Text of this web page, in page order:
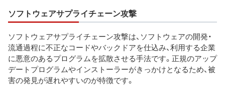
ソフトウェアサプライチェーン攻撃
ソフトウェアサプライチェーン攻撃は、ソフトウェアの開発・
流通過程に不正なコードやバックドアを仕込み、利用する企業
に悪意のあるプログラムを拡散させる手法です。正規のアップ
デートプログラムやインストーラーがきっかけとなるため、被
害の発見が遅れやすいのが特徴です。